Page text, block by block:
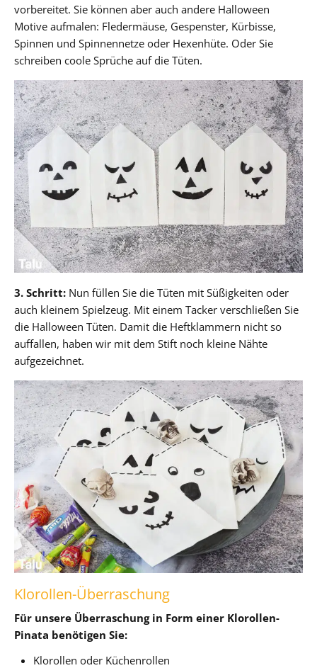
vorbereitet. Sie können aber auch andere Halloween
Motive aufmalen: Fledermäuse, Gespenster, Kürbisse,
Spinnen und Spinnennetze oder Hexenhüte. Oder Sie
schreiben coole Sprüche auf die Tüten.
3. Schritt: Nun füllen Sie die Tüten mit Süßigkeiten oder
auch kleinem Spielzeug. Mit einem Tacker verschließen Sie
die Halloween Tüten. Damit die Heftklammern nicht so
auffallen, haben wir mit dem Stift noch kleine Nähte
aufgezeichnet.
Klorollen-Überraschung
Für unsere Überraschung in Form einer Klorollen-
Pinata benötigen Sie:
Klorollen oder Küchenrollen